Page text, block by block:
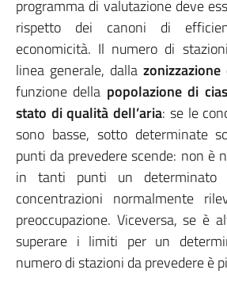
programma di valutazione deve
rispetto dei canoni di
economicità. Il numero di
linea generale, dalla
funzione della popolazione di
stato di qualità dell’aria: se le
sono basse, sotto determinate
punti da prevedere scende: non è
in tanti punti un determinato
concentrazioni normalmente
preoccupazione. Viceversa, se è
superare i limiti per un
numero di stazioni da prevedere è